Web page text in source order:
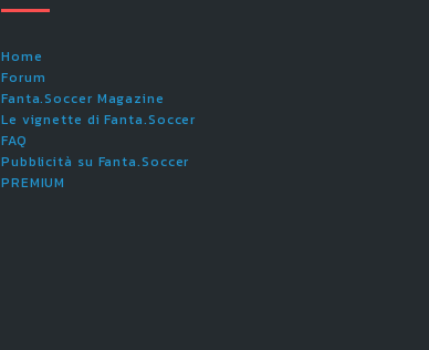
Home
Forum
Fanta.Soccer Magazine
Le vignette di Fanta.Soccer
FAQ
Pubblicità su Fanta.Soccer
PREMIUM